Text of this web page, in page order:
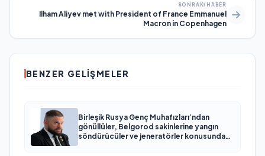
SONRAKI HABER
Ilham Aliyev met with President of France Emmanuel
Macron in Copenhagen
BENZER GELIŞMELER
Birleşik Rusya Genç Muhafızları’ndan
gönüllüler, Belgorod sakinlerine yangın
söndürücüler ve jeneratörler konusunda